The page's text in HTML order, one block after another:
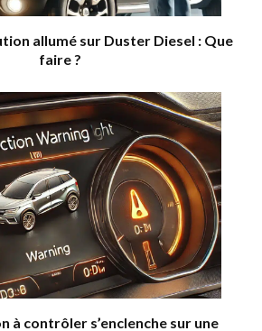
allumé sur Duster Diesel : Que
faire ?
à contrôler s’enclenche sur une